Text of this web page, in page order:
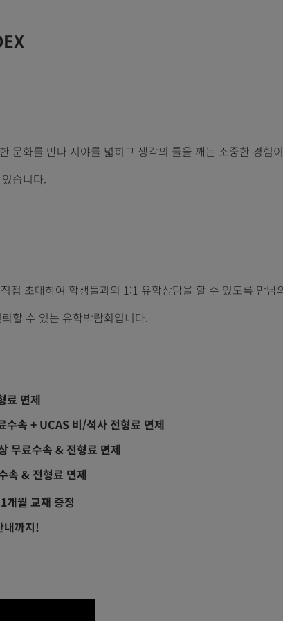
문화를 만나 시야를 넓히고 생각의 틀을 깨는 소중한 경험
습니다.
접 초대하여 학생들과의 1:1 유학상담을 할 수 있도록 만남
할 수 있는 유학박람회입니다.
료 면제
수속 + UCAS 비/석사 전형료 면제
무료수속 & 전형료 면제
속 & 전형료 면제
월 교재 증정
내까지!